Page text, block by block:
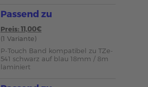
Passend zu
Preis: 11,00€
(1 Variante)
P-Touch Band kompatibel zu TZe-
541 schwarz auf blau 18mm / 8m
laminiert